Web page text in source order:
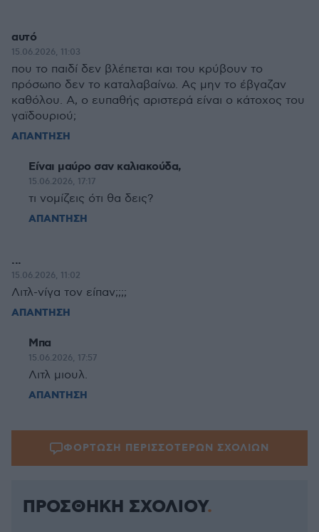
αυτό
15.06.2026, 11:03
που το παιδί δεν βλέπεται και του κρύβουν το
πρόσωπο δεν το καταλαβαίνω. Ας μην το έβγαζαν
καθόλου. Α, ο ευπαθής αριστερά είναι ο κάτοχος του
γαϊδουριού;
ΑΠΑΝΤΗΣΗ
Είναι μαύρο σαν καλιακούδα,
15.06.2026, 17:17
τι νομίζεις ότι θα δεις?
ΑΠΑΝΤΗΣΗ
...
15.06.2026, 11:02
Λιτλ-νίγα τον είπαν;;;;
ΑΠΑΝΤΗΣΗ
Μπα
15.06.2026, 17:57
Λιτλ μιουλ.
ΑΠΑΝΤΗΣΗ
ΦΟΡΤΩΣΗ ΠΕΡΙΣΣΟΤΕΡΩΝ ΣΧΟΛΙΩΝ
ΠΡΟΣΘΗΚΗ ΣΧΟΛΙΟΥ